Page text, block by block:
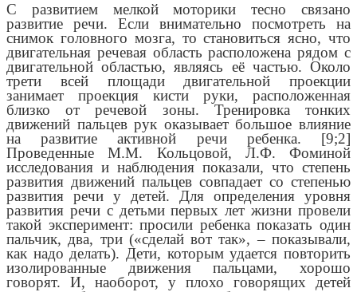
С развитием мелкой моторики тесно связано
развитие речи. Если внимательно посмотреть на
снимок головного мозга, то становиться ясно, что
двигательная речевая область расположена рядом с
двигательной областью, являясь её частью. Около
трети всей площади двигательной проекции
занимает проекция кисти руки, расположенная
близко от речевой зоны. Тренировка тонких
движений пальцев рук оказывает большое влияние
на развитие активной речи ребенка. [9;2]
Проведенные М.М. Кольцовой, Л.Ф. Фоминой
исследования и наблюдения показали, что степень
развития движений пальцев совпадает со степенью
развития речи у детей. Для определения уровня
развития речи с детьми первых лет жизни провели
такой эксперимент: просили ребенка показать один
пальчик, два, три («сделай вот так», – показывали,
как надо делать). Дети, которым удается повторить
изолированные движения пальцами, хорошо
говорят. И, наоборот, у плохо говорящих детей